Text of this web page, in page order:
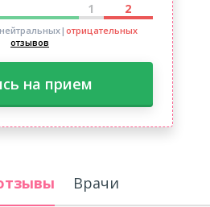
1 2
| отрицательных
отзывов
на прием
Врачи